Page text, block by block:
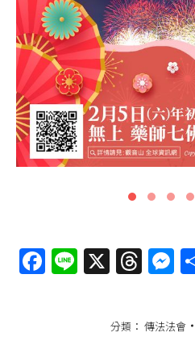
Facebook
Line
X
分類： 傳法法會